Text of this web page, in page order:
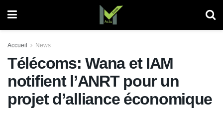
Accueil News
Télécoms: Wana et IAM
notifient l’ANRT pour un
projet d’alliance économique